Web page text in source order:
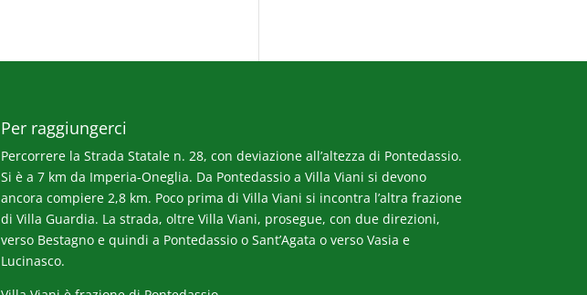
Per raggiungerci
Percorrere la Strada Statale n. 28, con deviazione all’altezza di Pontedassio.
Si è a 7 km da Imperia-Oneglia. Da Pontedassio a Villa Viani si devono
ancora compiere 2,8 km. Poco prima di Villa Viani si incontra l’altra frazione
di Villa Guardia. La strada, oltre Villa Viani, prosegue, con due direzioni,
verso Bestagno e quindi a Pontedassio o Sant’Agata o verso Vasia e
Lucinasco.